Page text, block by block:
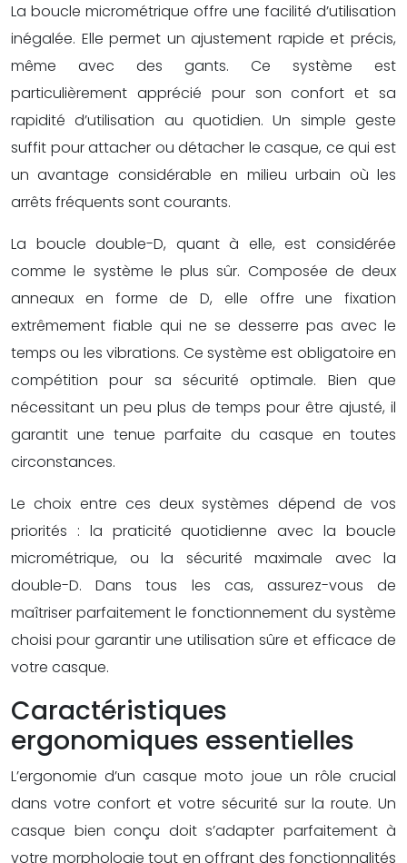
La boucle micrométrique offre une facilité d’utilisation
inégalée. Elle permet un ajustement rapide et précis,
même avec des gants. Ce système est
particulièrement apprécié pour son confort et sa
rapidité d’utilisation au quotidien. Un simple geste
suffit pour attacher ou détacher le casque, ce qui est
un avantage considérable en milieu urbain où les
arrêts fréquents sont courants.
La boucle double-D, quant à elle, est considérée
comme le système le plus sûr. Composée de deux
anneaux en forme de D, elle offre une fixation
extrêmement fiable qui ne se desserre pas avec le
temps ou les vibrations. Ce système est obligatoire en
compétition pour sa sécurité optimale. Bien que
nécessitant un peu plus de temps pour être ajusté, il
garantit une tenue parfaite du casque en toutes
circonstances.
Le choix entre ces deux systèmes dépend de vos
priorités : la praticité quotidienne avec la boucle
micrométrique, ou la sécurité maximale avec la
double-D. Dans tous les cas, assurez-vous de
maîtriser parfaitement le fonctionnement du système
choisi pour garantir une utilisation sûre et efficace de
votre casque.
Caractéristiques
ergonomiques essentielles
L’ergonomie d’un casque moto joue un rôle crucial
dans votre confort et votre sécurité sur la route. Un
casque bien conçu doit s’adapter parfaitement à
votre morphologie tout en offrant des fonctionnalités